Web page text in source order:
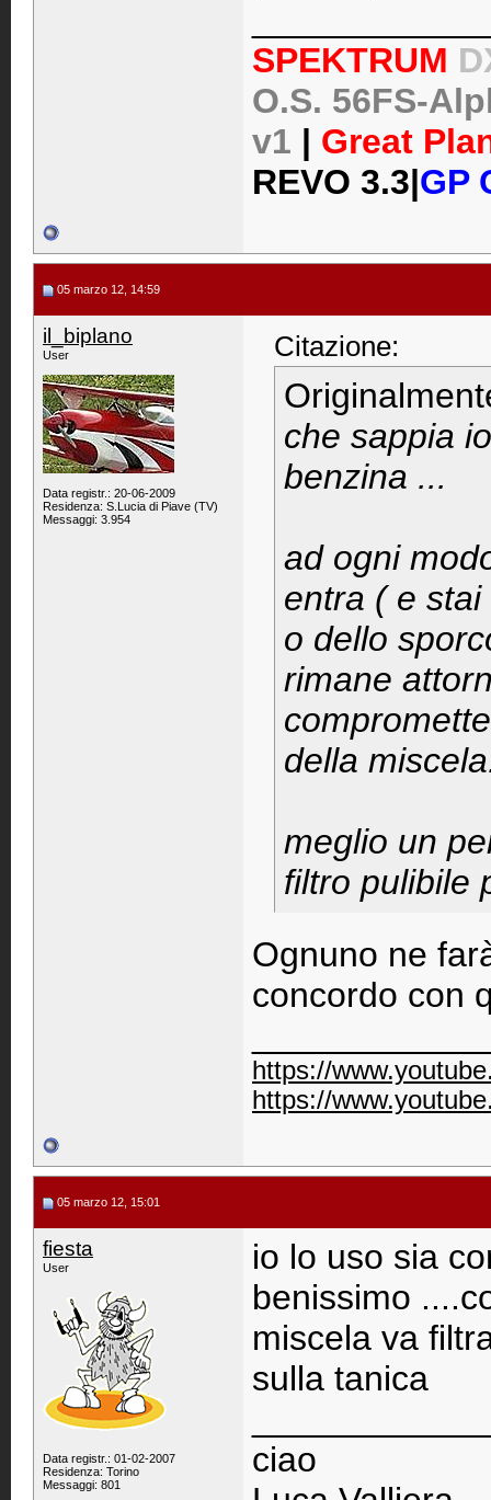
SPEKTRUM
O.S. 56FS-
v1 | Great
REVO 3.3|GP
05 marzo 12, 14:59
il_biplano
User
Data registr.: 20-06-2009
Residenza: S.Lucia di Piave (TV)
Messaggi: 3.954
Citazione:
che sappia
benzina ...
ad ogni
entra ( e
o dello
rimane
della
meglio un
filtro pulibile
Ognuno ne
concordo con
https://
https://
05 marzo 12, 15:01
fiesta
User
Data registr.: 01-02-2007
Residenza: Torino
Messaggi: 801
io lo uso sia
benissimo
miscela va
sulla tanica
ciao